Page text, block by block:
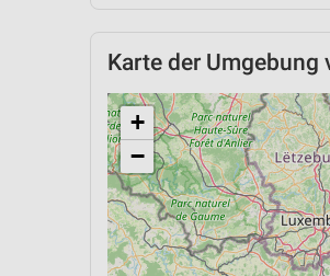
Karte der Umgebung
+
−